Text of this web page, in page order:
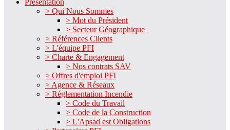
> Qui Nous Sommes
> Mot du Président
> Secteur Géographique
> Références Clients
> L'équipe PFI
> Charte & Engagement
> Nos contrats SAV
> Offres d'emploi PFI
> Agence & Réseaux
> Réglementation Incendie
> Code du Travail
> Code de la Construction
> L'Apsad est Obligations